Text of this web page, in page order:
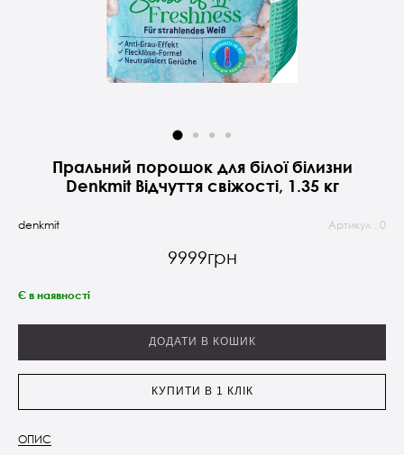
Пральний порошок для білої білизни
Denkmit Відчуття свіжості, 1.35 кг
denkmit Артикул : 0
9999грн
Є в наявності
ДОДАТИ В КОШИК
КУПИТИ В 1 КЛІК
ОПИС